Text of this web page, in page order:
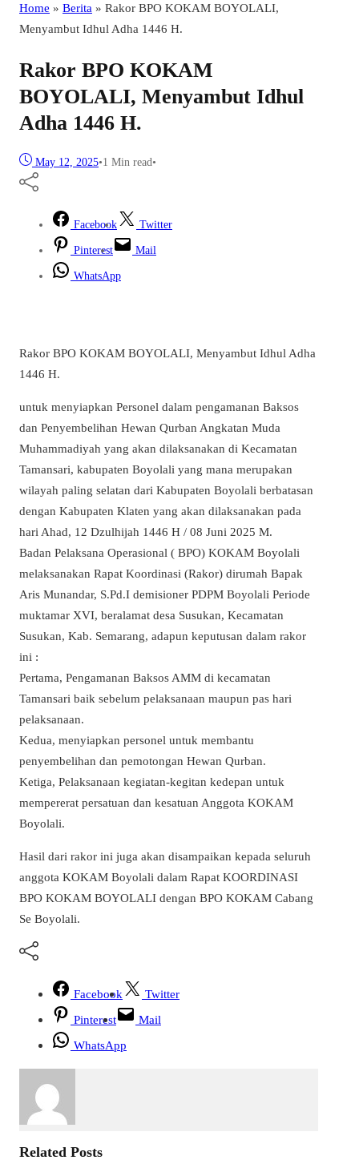
Home » Berita » Rakor BPO KOKAM BOYOLALI,
Menyambut Idhul Adha 1446 H.
Rakor BPO KOKAM
BOYOLALI, Menyambut Idhul
Adha 1446 H.
May 12, 2025•1 Min read•
Facebook Twitter
Pinterest Mail
WhatsApp
Rakor BPO KOKAM BOYOLALI, Menyambut Idhul Adha
1446 H.
untuk menyiapkan Personel dalam pengamanan Baksos
dan Penyembelihan Hewan Qurban Angkatan Muda
Muhammadiyah yang akan dilaksanakan di Kecamatan
Tamansari, kabupaten Boyolali yang mana merupakan
wilayah paling selatan dari Kabupaten Boyolali berbatasan
dengan Kabupaten Klaten yang akan dilaksanakan pada
hari Ahad, 12 Dzulhijah 1446 H / 08 Juni 2025 M.
Badan Pelaksana Operasional ( BPO) KOKAM Boyolali
melaksanakan Rapat Koordinasi (Rakor) dirumah Bapak
Aris Munandar, S.Pd.I demisioner PDPM Boyolali Periode
muktamar XVI, beralamat desa Susukan, Kecamatan
Susukan, Kab. Semarang, adapun keputusan dalam rakor
ini :
Pertama, Pengamanan Baksos AMM di kecamatan
Tamansari baik sebelum pelaksanaan maupun pas hari
pelaksanaan.
Kedua, menyiapkan personel untuk membantu
penyembelihan dan pemotongan Hewan Qurban.
Ketiga, Pelaksanaan kegiatan-kegitan kedepan untuk
mempererat persatuan dan kesatuan Anggota KOKAM
Boyolali.
Hasil dari rakor ini juga akan disampaikan kepada seluruh
anggota KOKAM Boyolali dalam Rapat KOORDINASI
BPO KOKAM BOYOLALI dengan BPO KOKAM Cabang
Se Boyolali.
Facebook
Twitter
Pinterest
Mail
WhatsApp
Related Posts